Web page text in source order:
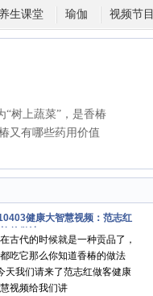
养生课堂 瑜伽 视频节目
“树上蔬菜”，是香椿
又有哪些药用价值
健康大智慧视频：范志红
古代的时候就是一种贡品了，
吃它那么你知道香椿的做法
天我们请来了范志红做客健康
视频给我们讲